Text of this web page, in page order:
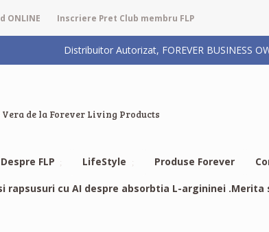
ONLINE Inscriere Pret Club membru FLP
Distribuitor Autorizat, FOREVER BUSINESS
Vera de la Forever Living Products
Despre FLP LifeStyle Produse Forever
rapsusuri cu AI despre absorbtia L-argininei .Merita